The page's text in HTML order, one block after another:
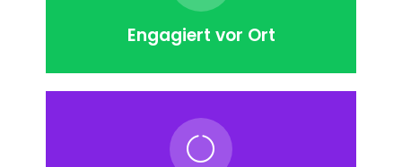
Engagiert vor Ort